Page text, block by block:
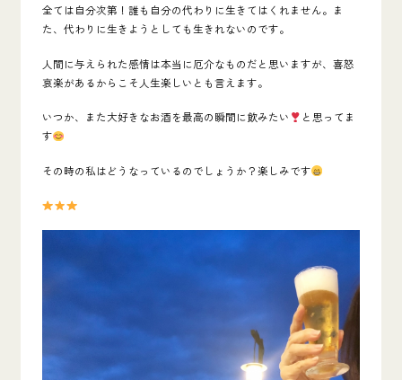
全ては自分次第！誰も自分の代わりに生きてはくれません。ま
た、代わりに生きようとしても生きれないのです。
人間に与えられた感情は本当に厄介なものだと思いますが、喜怒
哀楽があるからこそ人生楽しいとも言えます。
いつか、また大好きなお酒を最高の瞬間に飲みたい
と思ってま
す
その時の私はどうなっているのでしょうか？楽しみです